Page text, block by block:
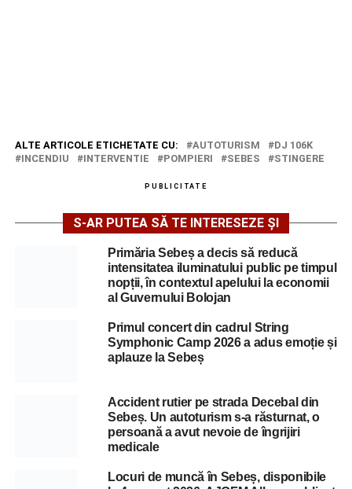
ALTE ARTICOLE ETICHETATE CU: AUTOTURISM
DJ 106K
INCENDIU
INTERVENTIE POMPIERI SEBES STINGERE
PUBLICITATE
S-AR PUTEA SĂ TE INTERESEZE ȘI
Primăria Sebeș a decis să reducă
intensitatea iluminatului public pe timpul
nopții, în contextul apelului la economii
al Guvernului Bolojan
Primul concert din cadrul String
Symphonic Camp 2026 a adus emoție și
aplauze la Sebeș
Accident rutier pe strada Decebal din
Sebeș. Un autoturism s-a răsturnat, o
persoană a avut nevoie de îngrijiri
medicale
Locuri de muncă în Sebeș, disponibile